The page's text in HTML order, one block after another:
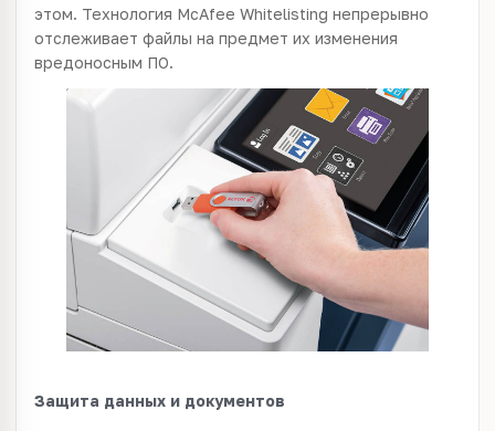
этом. Технология McAfee Whitelisting непрерывно
отслеживает файлы на предмет их изменения
вредоносным ПО.
Защита данных и документов